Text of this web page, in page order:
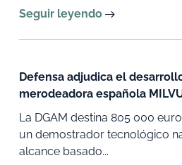
Seguir leyendo
Defensa adjudica el
merodeadora española
La DGAM destina 805 000
un demostrador tecnológico
alcance basado...